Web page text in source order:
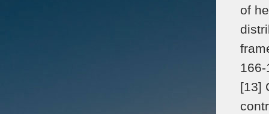
of
[13]